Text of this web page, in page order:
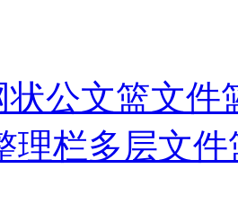
状公文篮文
理栏多层文件